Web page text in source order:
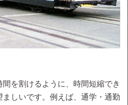
を割けるように、時間短縮でき
しいです。例えば、通学・通勤